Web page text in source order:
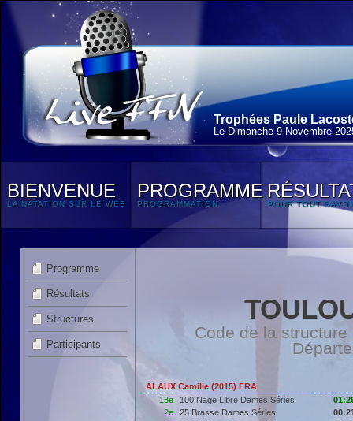
Trophées Paule
Le Dimanche 9 Novembre
BIENVENUE
LA NATATION SUR LE WEB
PROGRAMME
PROGRAMMATION POUR TOUT
Programme
Résultats
Structures
Participants
Code de la
ALAUX Camille (2015) FRA
13e
100 Nage Libre Dames Séries
2e
25 Brasse Dames Séries